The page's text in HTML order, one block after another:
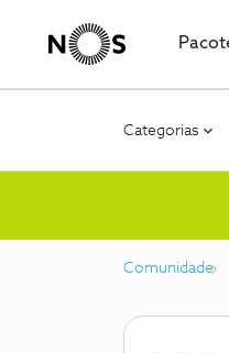
Categorias
Comunidade